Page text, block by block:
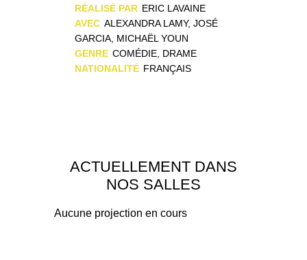
RÉALISÉ PAR ERIC LAVAINE
AVEC ALEXANDRA LAMY, JOSÉ
GARCIA, MICHAËL YOUN
GENRE COMÉDIE, DRAME
NATIONALITÉ FRANÇAIS
ACTUELLEMENT DANS
NOS SALLES
Aucune projection en cours